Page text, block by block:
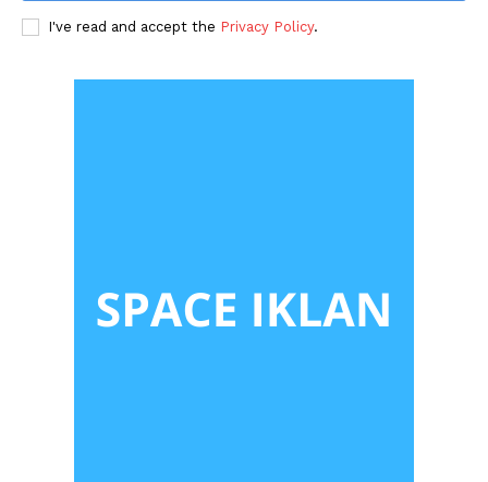
I've read and accept the Privacy Policy.